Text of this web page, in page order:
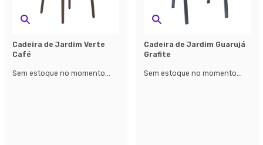
Cadeira de Jardim Verte
Café
Sem estoque no momento...
Cadeira de Jardim Guarujá
Grafite
Sem estoque no momento...